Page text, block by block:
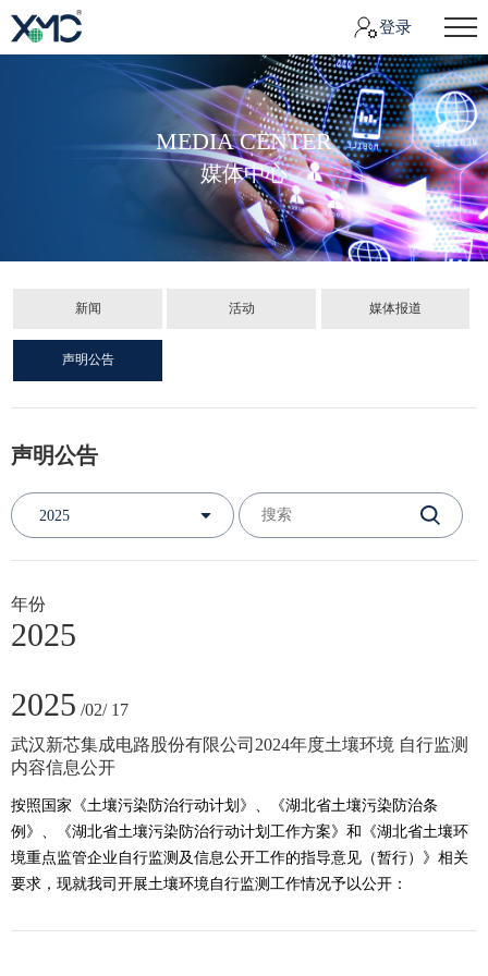
登录
MEDIA CENTER
媒体中心
新闻 活动 媒体报道
声明公告
声明公告
2025
年份
2025
2025 /02/ 17
武汉新芯集成电路股份有限公司2024年度土壤环境 自行监测
内容信息公开
按照国家《土壤污染防治行动计划》、《湖北省土壤污染防治条
例》、《湖北省土壤污染防治行动计划工作方案》和《湖北省土壤环
境重点监管企业自行监测及信息公开工作的指导意见（暂行）》相关
要求，现就我司开展土壤环境自行监测工作情况予以公开：